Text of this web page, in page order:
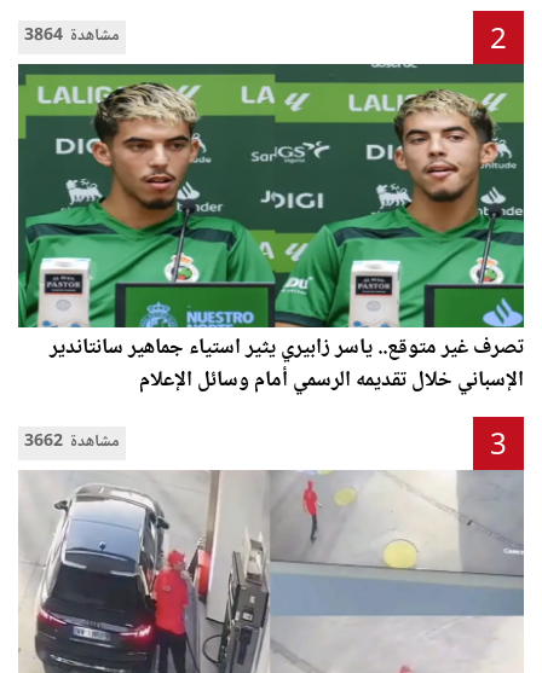
3864 مشاهدة 2
تصرف غير متوقع.. ياسر زابيري يثير استياء جماهير سانتاندير
الإسباني خلال تقديمه الرسمي أمام وسائل الإعلام
3662 مشاهدة 3